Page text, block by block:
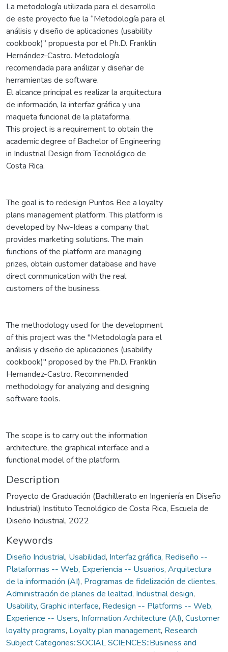
La metodología utilizada para el desarrollo
de este proyecto fue la “Metodología para el
análisis y diseño de aplicaciones (usability
cookbook)” propuesta por el Ph.D. Franklin
Hernández-Castro. Metodología
recomendada para análizar y diseñar de
herramientas de software.
El alcance principal es realizar la arquitectura
de información, la interfaz gráfica y una
maqueta funcional de la plataforma.
This project is a requirement to obtain the
academic degree of Bachelor of Engineering
in Industrial Design from Tecnológico de
Costa Rica.
The goal is to redesign Puntos Bee a loyalty
plans management platform. This platform is
developed by Nw-Ideas a company that
provides marketing solutions. The main
functions of the platform are managing
prizes, obtain customer database and have
direct communication with the real
customers of the business.
The methodology used for the development
of this project was the "Metodología para el
análisis y diseño de aplicaciones (usability
cookbook)" proposed by the Ph.D. Franklin
Hernandez-Castro. Recommended
methodology for analyzing and designing
software tools.
The scope is to carry out the information
architecture, the graphical interface and a
functional model of the platform.
Description
Proyecto de Graduación (Bachillerato en Ingeniería en Diseño
Industrial) Instituto Tecnológico de Costa Rica, Escuela de
Diseño Industrial, 2022
Keywords
Diseño Industrial, Usabilidad, Interfaz gráfica, Rediseño --
Plataformas -- Web, Experiencia -- Usuarios, Arquitectura
de la información (AI), Programas de fidelización de clientes,
Administración de planes de lealtad, Industrial design,
Usability, Graphic interface, Redesign -- Platforms -- Web,
Experience -- Users, Information Architecture (AI), Customer
loyalty programs, Loyalty plan management, Research
Subject Categories::SOCIAL SCIENCES::Business and